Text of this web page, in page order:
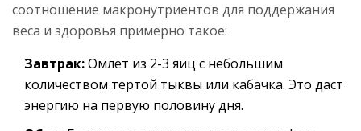
соотношение макронутриентов для поддержания
веса и здоровья примерно такое:
Завтрак:Омлет из 2-3 яиц с небольшим
количеством тертой тыквы или кабачка. Это даст
энергию на первую половину дня.